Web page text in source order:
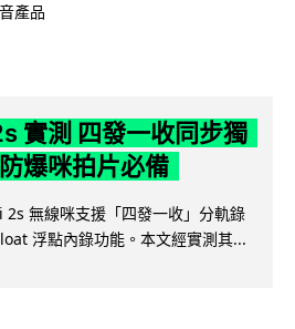
產品
實測 四發一收同步獨
爆咪拍片必備
無線咪支援「四發一收」分軌錄
浮點內錄功能。本文經實測其...